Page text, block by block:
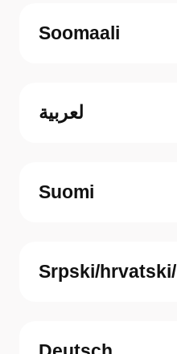
Soomaali
لعربية
Suomi
Srpski/